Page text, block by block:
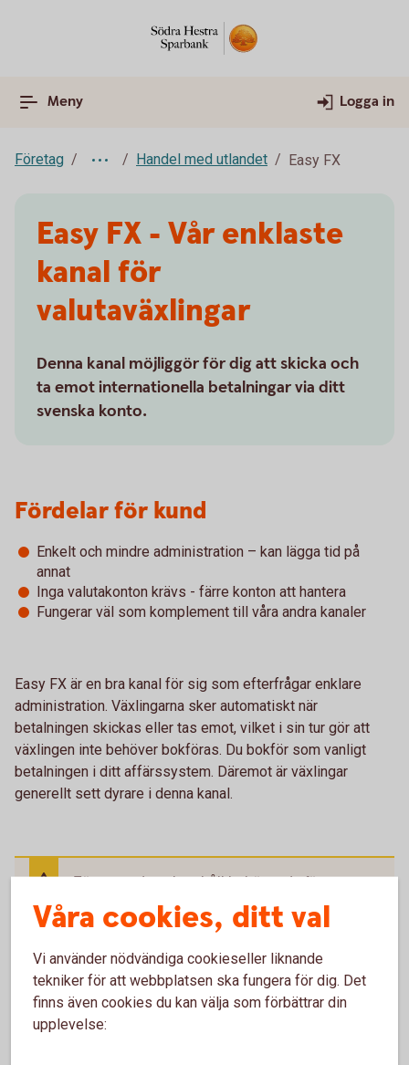
Meny Logga in
Företag Handel med utlandet Easy FX
Easy FX - Vår enklaste
kanal för
valutaväxlingar
Denna kanal möjliggör för dig att skicka och
ta emot internationella betalningar via ditt
svenska konto.
Fördelar för kund
Enkelt och mindre administration – kan lägga tid på
annat
Inga valutakonton krävs - färre konton att hantera
Fungerar väl som komplement till våra andra kanaler
Easy FX är en bra kanal för sig som efterfrågar enklare
administration. Växlingarna sker automatiskt när
betalningen skickas eller tas emot, vilket i sin tur gör att
växlingen inte behöver bokföras. Du bokför som vanligt
betalningen i ditt affärssystem. Däremot är växlingar
generellt sett dyrare i denna kanal.
För att se detta innehåll behöver du först
godkänna cookies för Funktioner, prestanda
och statistik.
Inställningar för cookies
Våra cookies, ditt val
Vi använder nödvändiga cookieseller liknande
tekniker för att webbplatsen ska fungera för dig. Det
finns även cookies du kan välja som förbättrar din
upplevelse: